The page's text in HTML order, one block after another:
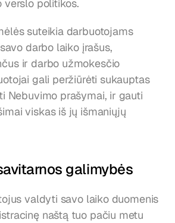
verslo politikos.
suteikia darbuotojams
darbo laiko įrašus,
ir darbo užmokesčio
gali peržiūrėti sukauptas
Nebuvimo prašymai, ir gauti
viskas iš jų išmaniųjų
galimybės
valdyti savo laiko duomenis
naštą tuo pačiu metu